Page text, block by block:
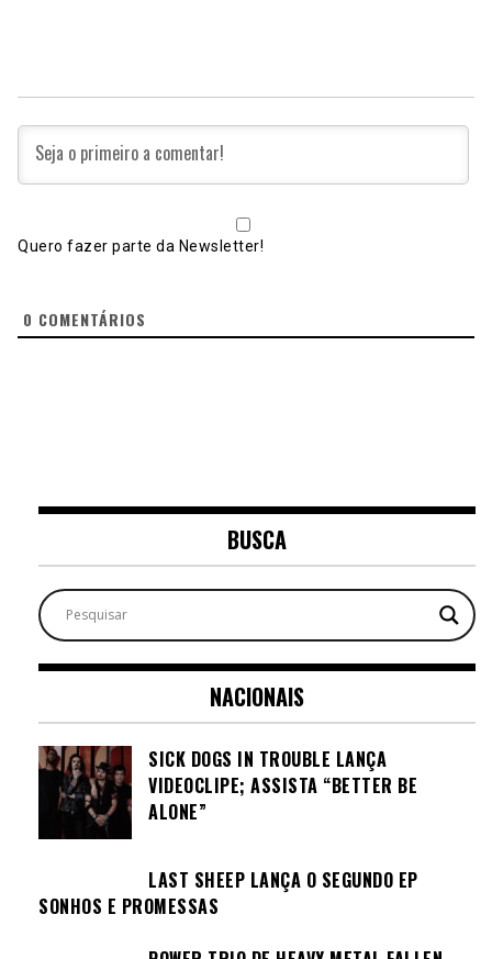
Quero fazer parte da Newsletter!
0 COMENTÁRIOS
BUSCA
NACIONAIS
SICK DOGS IN TROUBLE LANÇA
VIDEOCLIPE; ASSISTA “BETTER BE
ALONE”
LAST SHEEP LANÇA O SEGUNDO EP
SONHOS E PROMESSAS